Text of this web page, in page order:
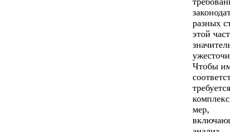
разных
этой
Чтобы
требуется
мер,